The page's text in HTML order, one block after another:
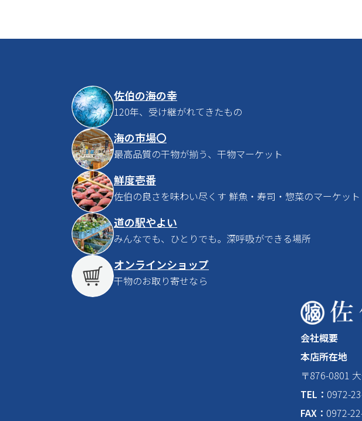
会社概要
本店所在地
〒876-0801
TEL： 0972-
FAX： 0972-
佐伯の海の幸
120年、受け継がれてきたもの
海の市場〇
最高品質の干物が揃う、干物マーケット
鮮度壱番
佐伯の良さを味わい尽くす 鮮魚・寿司・惣菜のマーケット
道の駅やよい
みんなでも、ひとりでも。深呼吸ができる場所
オンラインショップ
干物のお取り寄せなら